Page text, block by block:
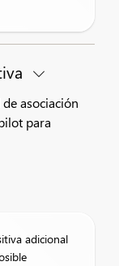
asociación
para
adicional